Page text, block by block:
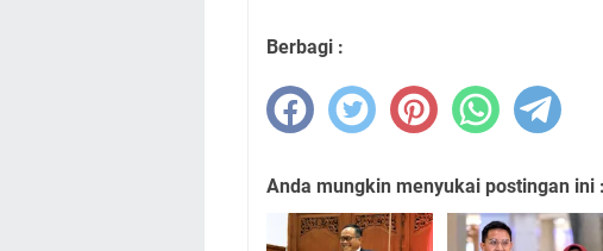
Berbagi :
Anda mungkin menyukai postingan ini :